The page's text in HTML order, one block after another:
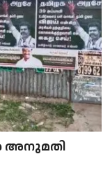
അനുമതി